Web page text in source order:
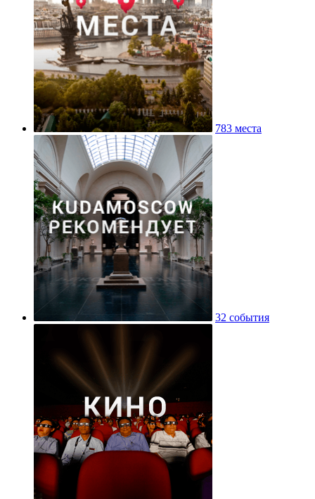
783 места
32 события